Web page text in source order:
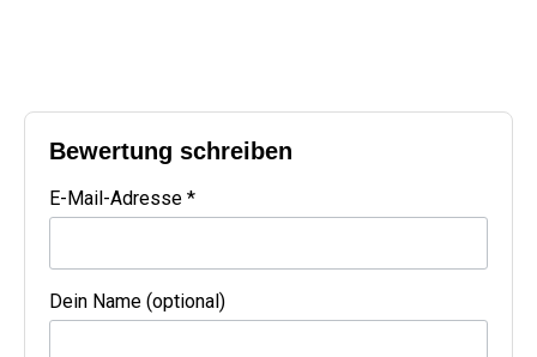
Bewertung schreiben
E-Mail-Adresse *
Dein Name (optional)